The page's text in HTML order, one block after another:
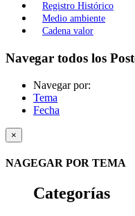
Registro Histórico
Medio ambiente
Cadena valor
Navegar todos los
Navegar por:
Tema
Fecha
×
NAGEGAR POR TEMA
Categorías